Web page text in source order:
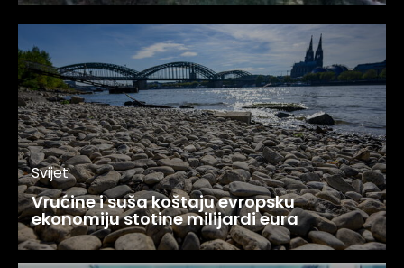
Svijet
Vrućine i suša koštaju evropsku
ekonomiju stotine milijardi eura